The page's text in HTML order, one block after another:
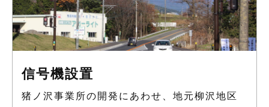
信号機設置
猪ノ沢事業所の開発にあわせ、地元柳沢地区